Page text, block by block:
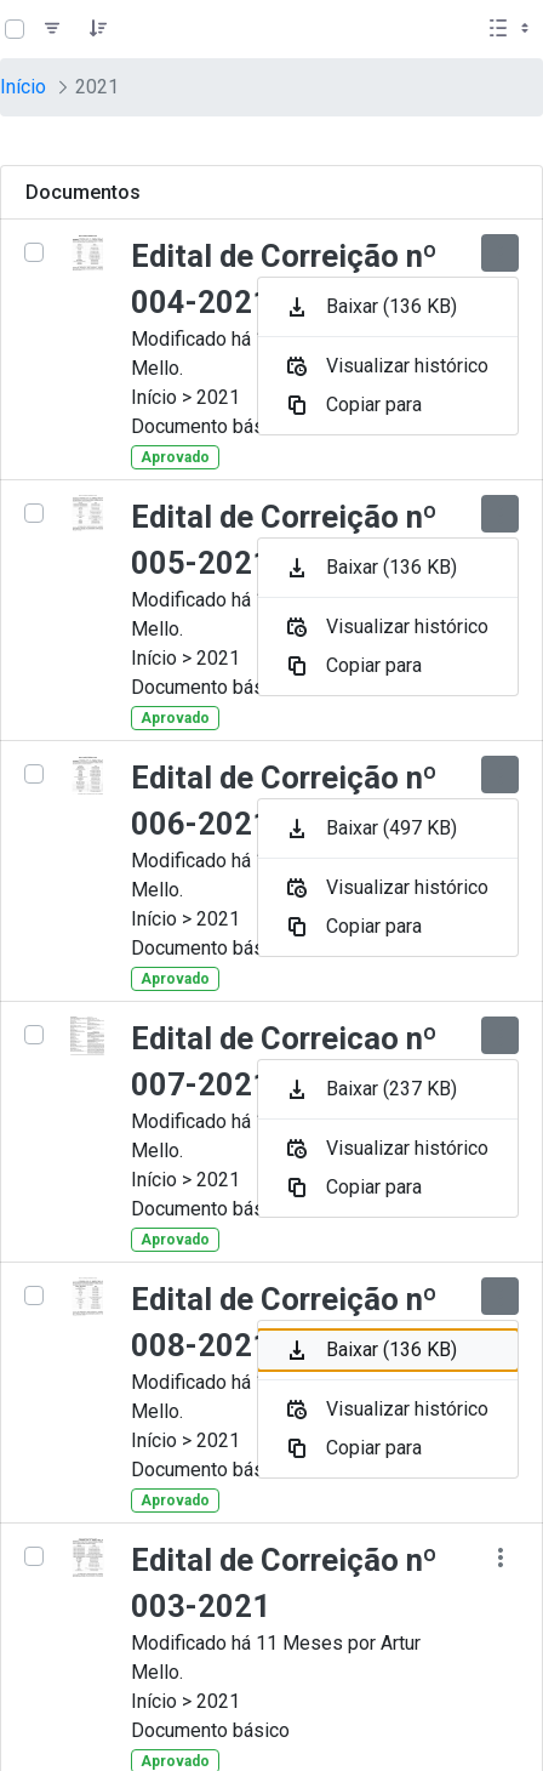
Pular para o Conteúdo principal
teste descricao
Início 2021
Documentos
Edital de Correição nº
004-2021
Modificado há 11 Meses por Artur
Mello.
Início > 2021
Documento básico
Aprovado
Edital de Correição nº
005-2021
Modificado há 11 Meses por Artur
Mello.
Início > 2021
Documento básico
Aprovado
Edital de Correição nº
006-2021
Modificado há 11 Meses por Artur
Mello.
Início > 2021
Documento básico
Aprovado
Edital de Correicao nº
007-2021
Modificado há 11 Meses por Artur
Mello.
Início > 2021
Documento básico
Aprovado
Edital de Correição nº
008-2021
Modificado há 11 Meses por Artur
Mello.
Início > 2021
Documento básico
Aprovado
Edital de Correição nº
003-2021
Modificado há 11 Meses por Artur
Mello.
Início > 2021
Documento básico
Aprovado
Baixar (136 KB)
Visualizar histórico
Copiar para
Baixar (136 KB)
Visualizar histórico
Copiar para
Baixar (497 KB)
Visualizar histórico
Copiar para
Baixar (237 KB)
Visualizar histórico
Copiar para
Baixar (136 KB)
Visualizar histórico
Copiar para